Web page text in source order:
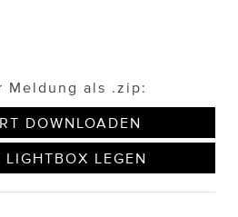
als .zip:
DOWNLOADEN
LIGHTBOX LEGEN